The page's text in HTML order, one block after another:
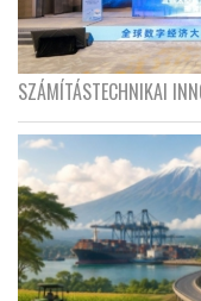
SZÁMÍTÁSTECHNIKAI